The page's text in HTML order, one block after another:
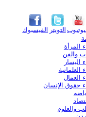
الفيسبوك التويتر
المرأة
والفن
اليسار
العلمانية
العمال
حقوق الإنسان
والعلوم